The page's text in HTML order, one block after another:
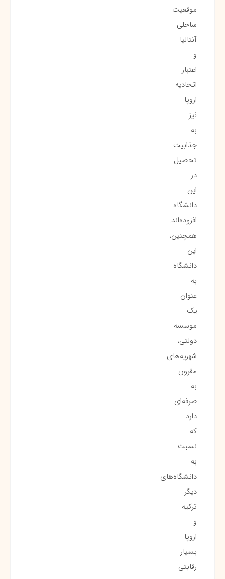
موقعیت
ساحلی
آنتالیا
و
اعتبار
اتحادیه
اروپا
نیز
به
جذابیت
تحصیل
در
این
دانشگاه
افزوده‌اند.
همچنین،
این
دانشگاه
به
عنوان
یک
موسسه
دولتی،
شهریه‌های
مقرون
به
صرفه‌ای
دارد
که
نسبت
به
دانشگاه‌های
دیگر
ترکیه
و
اروپا
بسیار
رقابتی